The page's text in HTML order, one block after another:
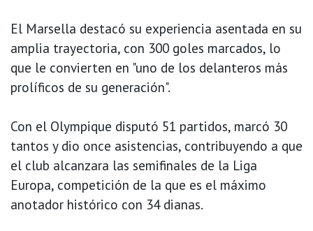
El Marsella destacó su experiencia asentada en su
amplia trayectoria, con 300 goles marcados, lo
que le convierten en "uno de los delanteros más
prolíficos de su generación".
Con el Olympique disputó 51 partidos, marcó 30
tantos y dio once asistencias, contribuyendo a que
el club alcanzara las semifinales de la Liga
Europa, competición de la que es el máximo
anotador histórico con 34 dianas.